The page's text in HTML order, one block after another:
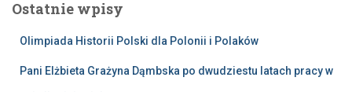
jOstatnie wpisy
Olimpiada Historii Polski dla Polonii i Polaków
Pani Elżbieta Grażyna Dąmbska po dwudziestu latach pracy w